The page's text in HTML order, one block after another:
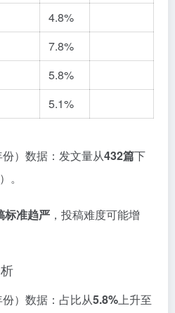
4.8%
7.8%
5.8%
5.1%
份）数据：发文量从432篇下
。
标准趋严 ，投稿难度可能增
份）数据：占比从5.8%上升至